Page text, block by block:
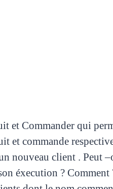
et Commander qui
et commande
nouveau client . Peut
éxecution ? Comment